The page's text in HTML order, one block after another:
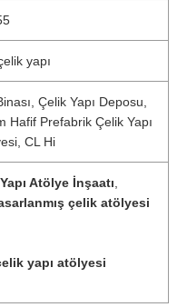
yapı
Çelik Yapı Deposu,
Hafif Prefabrik Çelik Yapı
CL Hi
Atölye İnşaatı
çelik atölyesi
yapı atölyesi